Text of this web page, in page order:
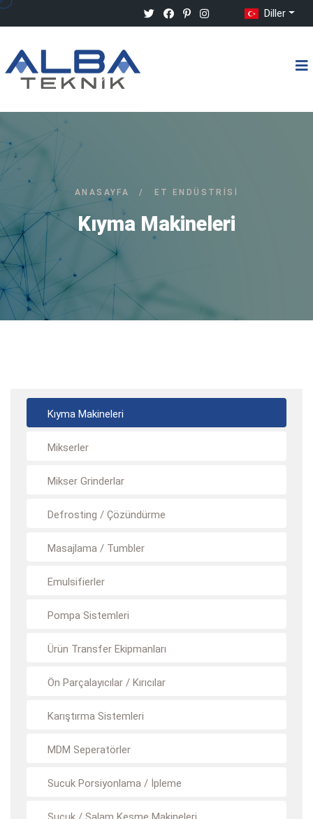
Diller
ANASAYFA / ET ENDÜSTRISI
Kıyma Makineleri
Kıyma Makineleri
Mikserler
Mikser Grinderlar
Defrosting / Çözündürme
Masajlama / Tumbler
Emulsifierler
Pompa Sistemleri
Ürün Transfer Ekipmanları
Ön Parçalayıcılar / Kırıcılar
Karıştırma Sistemleri
MDM Seperatörler
Sucuk Porsiyonlama / İpleme